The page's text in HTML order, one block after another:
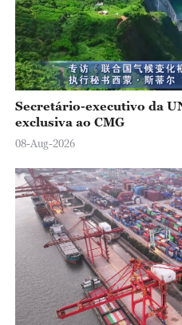
Secretário-executivo da
exclusiva ao CMG
08-Aug-2026